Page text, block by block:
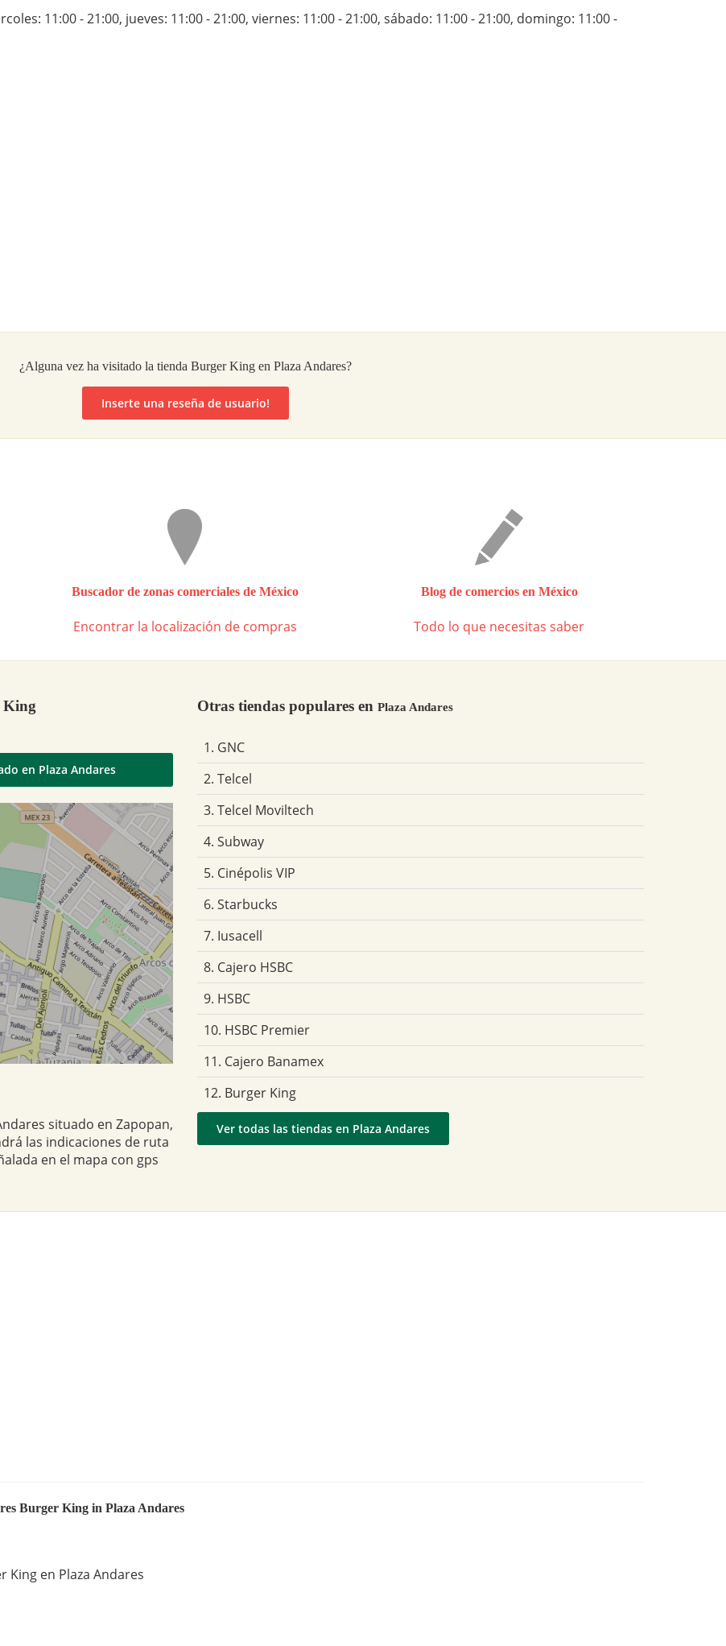
11:00 - 21:00, jueves: 11:00 - 21:00, viernes: 11:00 - 21:00, sábado: 11:00 - 21:00, domingo: 11:00 -
¿Alguna vez ha visitado la tienda Burger King en Plaza Andares?
Inserte una reseña de usuario!
Buscador de zonas comerciales de México
Encontrar la localización de compras
Blog de comercios en México
Todo lo que necesitas saber
King
en Plaza Andares
situado en Zapopan,
las indicaciones de ruta
en el mapa con gps
Otras tiendas populares en Plaza Andares
1. GNC
2. Telcel
3. Telcel Moviltech
4. Subway
5. Cinépolis VIP
6. Starbucks
7. Iusacell
8. Cajero HSBC
9. HSBC
10. HSBC Premier
11. Cajero Banamex
12. Burger King
Ver todas las tiendas en Plaza Andares
Burger King in Plaza Andares
King en Plaza Andares